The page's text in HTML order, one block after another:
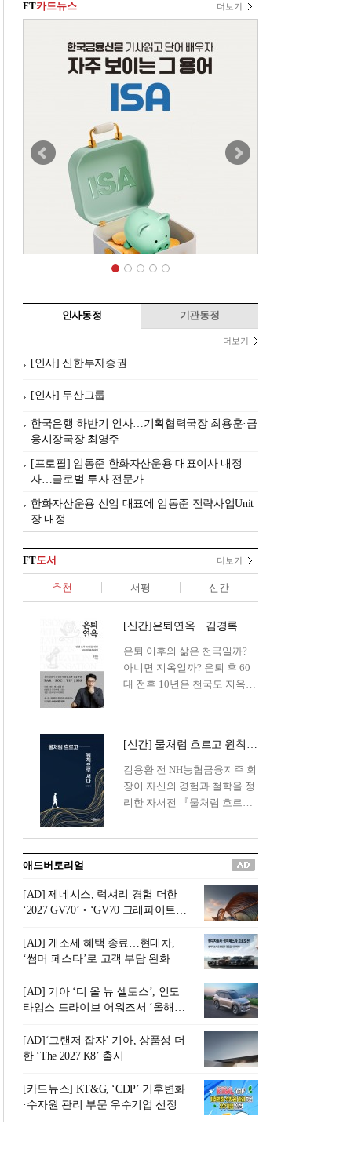
FT카드뉴스 더보기
인사동정 기관동정
더보기
[인사] 신한투자증권
[인사] 두산그룹
한국은행 하반기 인사…기획협력국장 최용훈·금
융시장국장 최영주
[프로필] 임동준 한화자산운용 대표이사 내정
자…글로벌 투자 전문가
한화자산운용 신임 대표에 임동준 전략사업Unit
장 내정
FT도서 더보기
추천 서평 신간
[신간]은퇴연옥…김경록의 은퇴 후 삶의 나침반
은퇴 이후의 삶은 천국일까?
아니면 지옥일까? 은퇴 후 60
대 전후 10년은 천국도 지옥도
은퇴 설계를 가이드해 온 김경
록 옵투스자산운용의 고문이
신간 『은퇴연옥』을 내놓았
다.단테는 지옥을 '모든 희망을
록 고문은 새로운 시각을 제시
0년의 과도기는 지옥이 아니라
정화와 성장의 공간인 ‘은퇴연
옥(Purgatory)’이라는 것이다.
연옥은 고통스럽지만 끝이 있
으며, 준비를 통해 천국으로 나
아갈 수 있는 희망의 장소라고
말한
[신간] 물처럼 흐르고 원칙으로 서다…김용환의 통찰을 담다
김용환 전 NH농협금융지주 회
장이 자신의 경험과 철학을 정
리한 자서전 『물처럼 흐르고
통 관료 출신으로 한국 금융의
주요 변곡점마다 중요한 역할
을 하고 금융 경영인으로서 큰
족적을 남긴 김 전 회장이 후배
세대에게 전하는 삶의 조언을
담은 인생 노트다.『물처럼 흐
르고 원칙으로 서다』는 단순
한 자서전을 넘어, 실패를 두려
워하지 않는 용기와 자신에 대
한 믿음이 어떻게 삶을 풍요롭
게 만드는지를 보여주는 지혜
의 보고로 평가된다.김용환 전
회장은 “인생의 목표가 크더라
도 조급해하지 말고 작은 것부
터 하나 하나 성취해 나가
라”고 조언한다. 뼈아픈 실패
조차 성공의 뼈대가 된다는 긍
애드버토리얼
[AD] 제네시스, 럭셔리 경험 더한
‘2027 GV70’‧‘GV70 그래파이트’
[AD] 개소세 혜택 종료…현대차,
‘썸머 페스타’로 고객 부담 완화
[AD] 기아 ‘디 올 뉴 셀토스’, 인도
타임스 드라이브 어워즈서 ‘올해의
[AD]‘그랜저 잡자’ 기아, 상품성 더
한 ‘The 2027 K8’ 출시
[카드뉴스] KT&G, ‘CDP’ 기후변화
·수자원 관리 부문 우수기업 선정